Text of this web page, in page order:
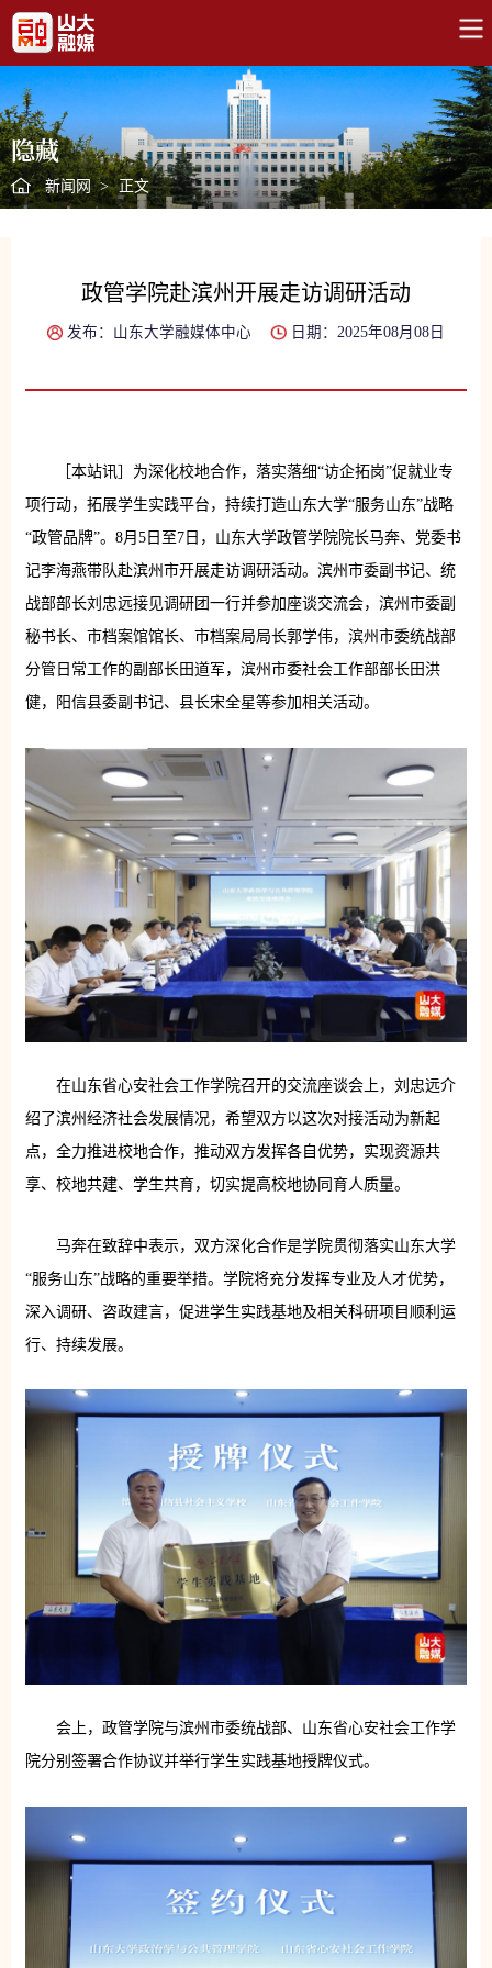
隐藏
新闻网 > 正文
政管学院赴滨州开展走访调研活动
发布：山东大学融媒体中心 日期：2025年08月08日
［本站讯］为深化校地合作，落实落细“访企拓岗”促就业专
项行动，拓展学生实践平台，持续打造山东大学“服务山东”战略
“政管品牌”。8月5日至7日，山东大学政管学院院长马奔、党委书
记李海燕带队赴滨州市开展走访调研活动。滨州市委副书记、统
战部部长刘忠远接见调研团一行并参加座谈交流会，滨州市委副
秘书长、市档案馆馆长、市档案局局长郭学伟，滨州市委统战部
分管日常工作的副部长田道军，滨州市委社会工作部部长田洪
健，阳信县委副书记、县长宋全星等参加相关活动。
在山东省心安社会工作学院召开的交流座谈会上，刘忠远介
绍了滨州经济社会发展情况，希望双方以这次对接活动为新起
点，全力推进校地合作，推动双方发挥各自优势，实现资源共
享、校地共建、学生共育，切实提高校地协同育人质量。
马奔在致辞中表示，双方深化合作是学院贯彻落实山东大学
“服务山东”战略的重要举措。学院将充分发挥专业及人才优势，
深入调研、咨政建言，促进学生实践基地及相关科研项目顺利运
行、持续发展。
会上，政管学院与滨州市委统战部、山东省心安社会工作学
院分别签署合作协议并举行学生实践基地授牌仪式。